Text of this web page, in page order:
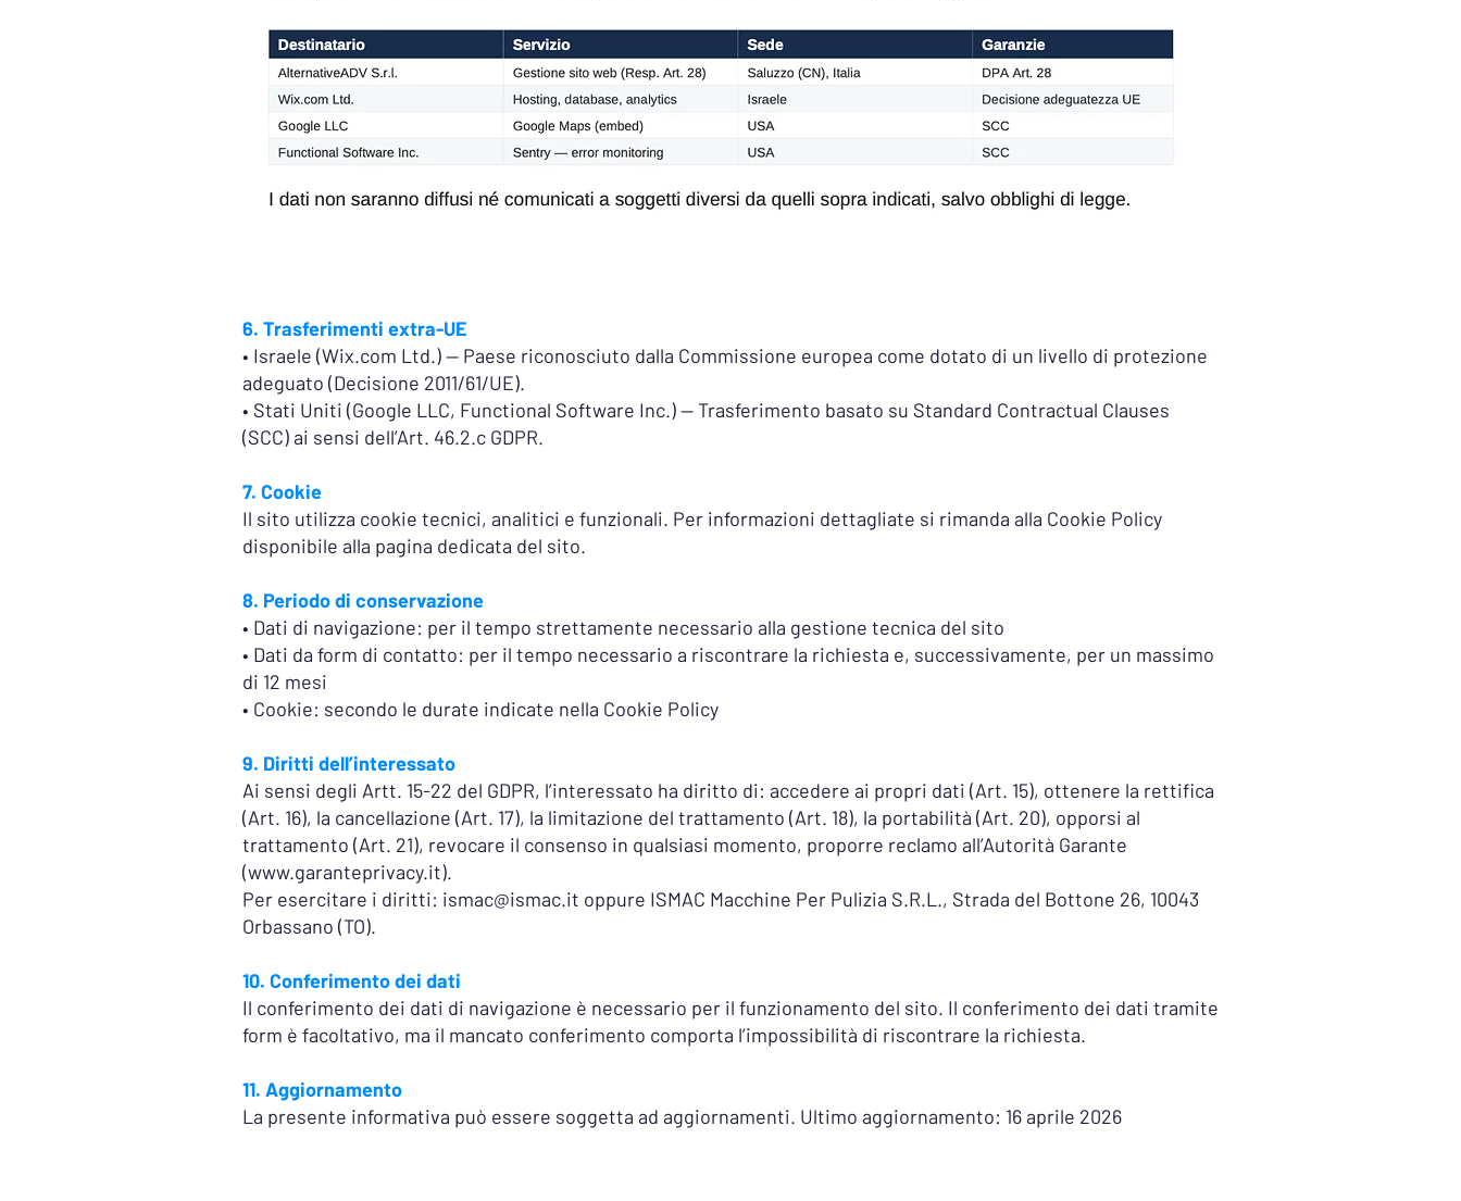
6. Trasferimenti extra-UE
• Israele (Wix.com Ltd.) — Paese riconosciuto dalla Commissione europea come dotato di un livello di protezione
adeguato (Decisione 2011/61/UE).
• Stati Uniti (Google LLC, Functional Software Inc.) — Trasferimento basato su Standard Contractual Clauses
(SCC) ai sensi dell’Art. 46.2.c GDPR.
7. Cookie
Il sito utilizza cookie tecnici, analitici e funzionali. Per informazioni dettagliate si rimanda alla Cookie Policy
disponibile alla pagina dedicata del sito.
8. Periodo di conservazione
• Dati di navigazione: per il tempo strettamente necessario alla gestione tecnica del sito
• Dati da form di contatto: per il tempo necessario a riscontrare la richiesta e, successivamente, per un massimo
di 12 mesi
• Cookie: secondo le durate indicate nella Cookie Policy
9. Diritti dell’interessato
Ai sensi degli Artt. 15-22 del GDPR, l’interessato ha diritto di: accedere ai propri dati (Art. 15), ottenere la rettifica
(Art. 16), la cancellazione (Art. 17), la limitazione del trattamento (Art. 18), la portabilità (Art. 20), opporsi al
trattamento (Art. 21), revocare il consenso in qualsiasi momento, proporre reclamo all’Autorità Garante
(www.garanteprivacy.it).
Per esercitare i diritti: ismac@ismac.it oppure ISMAC Macchine Per Pulizia S.R.L., Strada del Bottone 26, 10043
Orbassano (TO).
10. Conferimento dei dati
Il conferimento dei dati di navigazione è necessario per il funzionamento del sito. Il conferimento dei dati tramite
form è facoltativo, ma il mancato conferimento comporta l’impossibilità di riscontrare la richiesta.
11. Aggiornamento
La presente informativa può essere soggetta ad aggiornamenti. Ultimo aggiornamento: 16 aprile 2026